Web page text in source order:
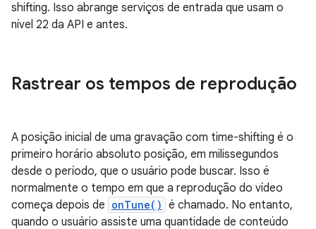
shifting. Isso abrange serviços de entrada que usam o
nível 22 da API e antes.
Rastrear os tempos de reprodução
A posição inicial de uma gravação com time-shifting é o
primeiro horário absoluto posição, em milissegundos
desde o período, que o usuário pode buscar. Isso é
normalmente o tempo em que a reprodução do vídeo
começa depois de onTune() é chamado. No entanto,
quando o usuário assiste uma quantidade de conteúdo